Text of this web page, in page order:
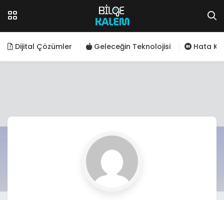
Dijital Çözümler Geleceğin Teknolojisi Hata